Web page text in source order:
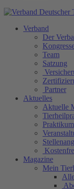
Verband
Der
Team
Satzung
Partner
Aktuelles
Aktuelle
Magazine
Mein